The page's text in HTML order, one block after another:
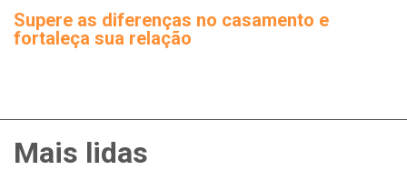
Supere as diferenças no casamento e
fortaleça sua relação
Mais lidas